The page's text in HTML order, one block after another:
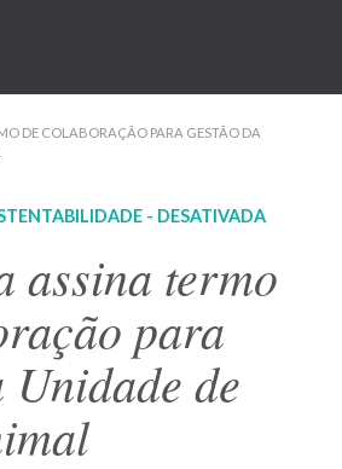
recolher
DE COLABORAÇÃO PARA GESTÃO DA
- DESATIVADA
assina termo
para
Unidade de